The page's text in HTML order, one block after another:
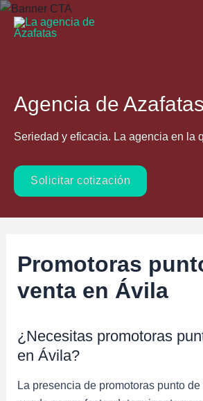
Ir
Agencia de
Seriedad y eficacia. La agencia en la
Solicitar cotización
Promotoras
venta en Ávila
¿Necesitas promotoras
en Ávila?
La presencia de promotoras punto